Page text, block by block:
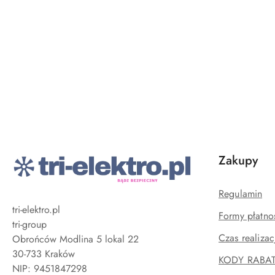
tri-elektro.pl
tri-group
Obrońców Modlina 5 lokal 22
30-733 Kraków
Zakupy
Regulamin
Formy
Czas
KODY